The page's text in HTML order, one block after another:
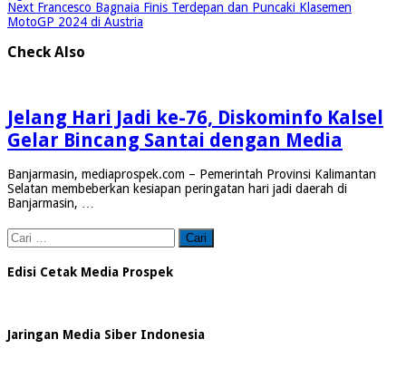
Next Francesco Bagnaia Finis Terdepan dan Puncaki Klasemen
MotoGP 2024 di Austria
Check Also
Jelang Hari Jadi ke-76, Diskominfo Kalsel
Gelar Bincang Santai dengan Media
Banjarmasin, mediaprospek.com – Pemerintah Provinsi Kalimantan
Selatan membeberkan kesiapan peringatan hari jadi daerah di
Banjarmasin, …
Cari
untuk:
Edisi Cetak Media Prospek
Jaringan Media Siber Indonesia